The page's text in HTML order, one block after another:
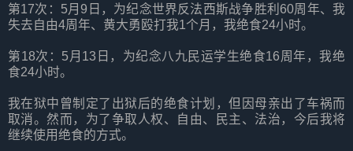
第17次：5月9日，为纪念世界反法西斯战争胜利60周年、我
失去自由4周年、黄大勇殴打我1个月，我绝食24小时。
第18次：5月13日，为纪念八九民运学生绝食16周年，我绝
食24小时。
我在狱中曾制定了出狱后的绝食计划，但因母亲出了车祸而
取消。然而，为了争取人权、自由、民主、法治，今后我将
继续使用绝食的方式。